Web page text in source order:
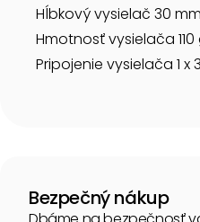
Hĺbkový vysielač 30 mm
Hmotnosť vysielača 110
Pripojenie vysielača 1 x
Bezpečný nákup